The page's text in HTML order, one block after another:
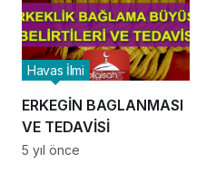
ERKEGİN BAGLANMASI
VE TEDAVİSİ
Havas İlmi
5 yıl önce